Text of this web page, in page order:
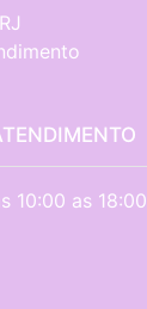
10:00 as 18:00